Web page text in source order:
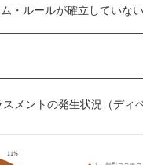
・ルールが確立していない
メントの発生状況（ディ